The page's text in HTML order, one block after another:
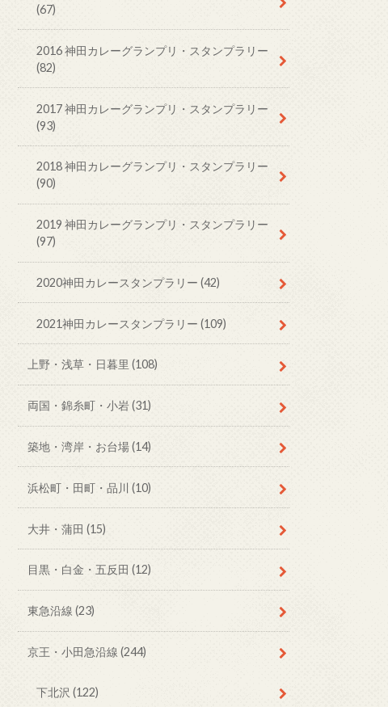
(67)
2016 神田カレーグランプリ・スタンプラリー
(82)
2017 神田カレーグランプリ・スタンプラリー
(93)
2018 神田カレーグランプリ・スタンプラリー
(90)
2019 神田カレーグランプリ・スタンプラリー
(97)
2020神田カレースタンプラリー(42)
2021神田カレースタンプラリー(109)
上野・浅草・日暮里 (108)
両国・錦糸町・小岩(31)
築地・湾岸・お台場(14)
浜松町・田町・品川 (10)
大井・蒲田 (15)
目黒・白金・五反田 (12)
東急沿線 (23)
京王・小田急沿線 (244)
下北沢(122)